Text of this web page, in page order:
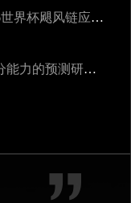
**动态韧性调度：迈阿密机场在2026世界杯飓风链应急中的中枢重构**
“世预赛进攻效能对世界杯决赛圈得分能力的预测研究——以2026年美加墨世界杯为例”